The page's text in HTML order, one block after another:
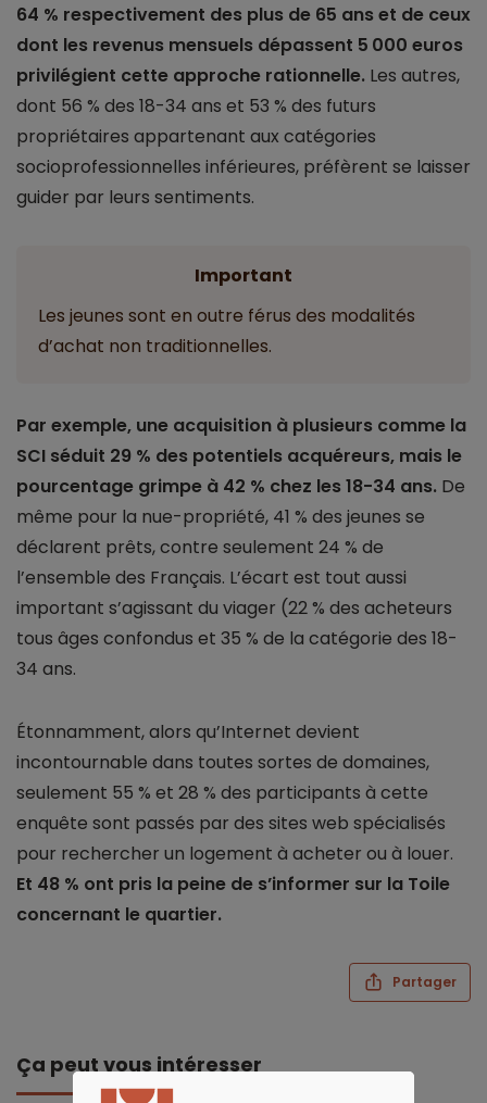
64 % respectivement des plus de 65 ans et de ceux
dont les revenus mensuels dépassent 5 000 euros
privilégient cette approche rationnelle. Les autres,
dont 56 % des 18-34 ans et 53 % des futurs
propriétaires appartenant aux catégories
socioprofessionnelles inférieures, préfèrent se laisser
guider par leurs sentiments.
Important
Les jeunes sont en outre férus des modalités
d’achat non traditionnelles.
Par exemple, une acquisition à plusieurs comme la
SCI séduit 29 % des potentiels acquéreurs, mais le
pourcentage grimpe à 42 % chez les 18-34 ans. De
même pour la nue-propriété, 41 % des jeunes se
déclarent prêts, contre seulement 24 % de
l’ensemble des Français. L’écart est tout aussi
important s’agissant du viager (22 % des acheteurs
tous âges confondus et 35 % de la catégorie des 18-
34 ans.
Étonnamment, alors qu’Internet devient
incontournable dans toutes sortes de domaines,
seulement 55 % et 28 % des participants à cette
enquête sont passés par des sites web spécialisés
pour rechercher un logement à acheter ou à louer.
Et 48 % ont pris la peine de s’informer sur la Toile
concernant le quartier.
Partager
Ça peut vous intéresser